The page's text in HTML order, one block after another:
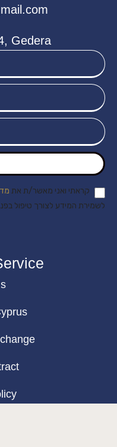
Gedera
קראתי ואני מאשר/ת את
לשמירת המידע לצורך טיפול